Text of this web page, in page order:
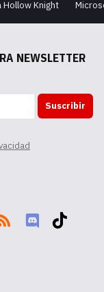
Hollow Knight
NEWSLETTER
Suscribir